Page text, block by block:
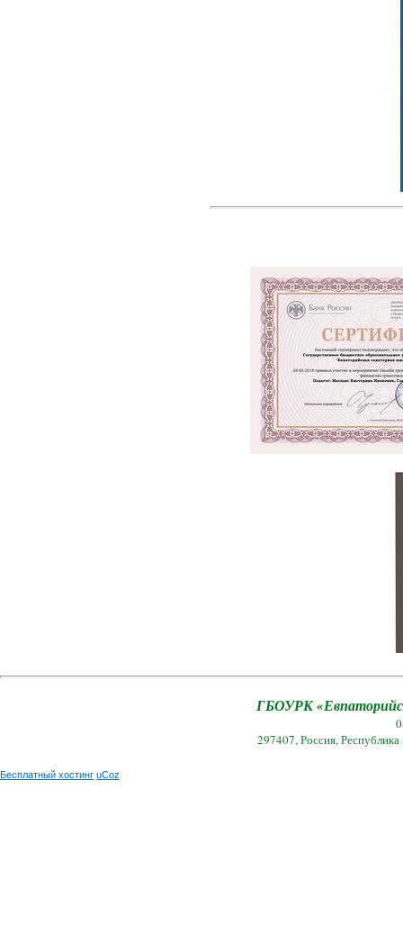
ГБОУРК
297407, Россия,
Бесплатный хостинг uCoz